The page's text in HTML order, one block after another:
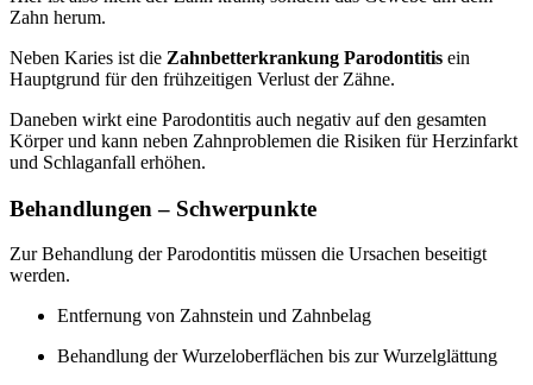
Zahn herum.
Neben Karies ist die Zahnbetterkrankung Parodontitis ein
Hauptgrund für den frühzeitigen Verlust der Zähne.
Daneben wirkt eine Parodontitis auch negativ auf den gesamten
Körper und kann neben Zahnproblemen die Risiken für Herzinfarkt
und Schlaganfall erhöhen.
Behandlungen – Schwerpunkte
Zur Behandlung der Parodontitis müssen die Ursachen beseitigt
werden.
Entfernung von Zahnstein und Zahnbelag
Behandlung der Wurzeloberflächen bis zur Wurzelglättung